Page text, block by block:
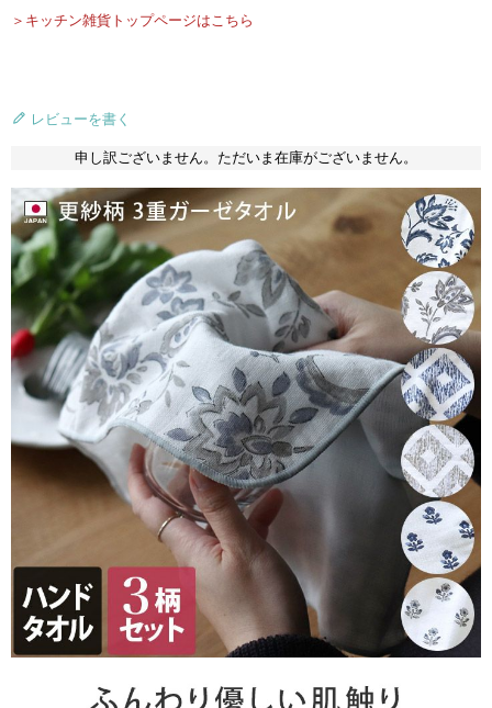
＞キッチン雑貨トップページはこちら
レビューを書く
申し訳ございません。ただいま在庫がございません。